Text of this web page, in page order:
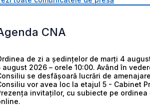
CNA
de zi a ședințelor de marți 4
august 2026 – orele 10:00. Având în
se desfășoară lucrări de
vor avea loc la etajul 5 - Cabinet
invitaților, cu subiecte pe